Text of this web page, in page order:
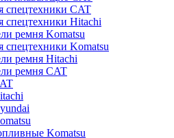
спецтехники CAT
спецтехники Hitachi
ремня Komatsu
спецтехники Komatsu
ремня Hitachi
ремня CAT
Komatsu